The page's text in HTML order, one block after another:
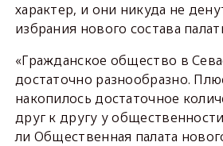
характер, и они никуда не
избрания нового состава
«Гражданское общество в
достаточно разнообразно.
накопилось достаточное
друг к другу у
ли Общественная палата